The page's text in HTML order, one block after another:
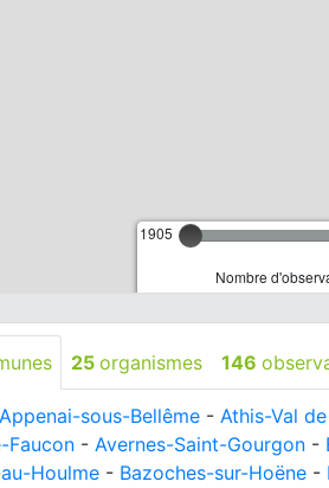
1905
Nombre
25 organismes 146
Appenai-sous-Bellême - Athis-Val
Faucon - Avernes-Saint-Gourgon -
Houlme - Bazoches-sur-Hoëne -